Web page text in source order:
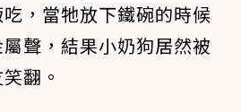
，當牠放下鐵碗的時候
聲，結果小奶狗居然被
翻。